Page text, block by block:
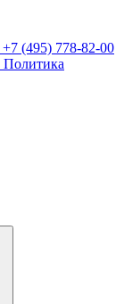
+7 (495) 778-82-00
Политика